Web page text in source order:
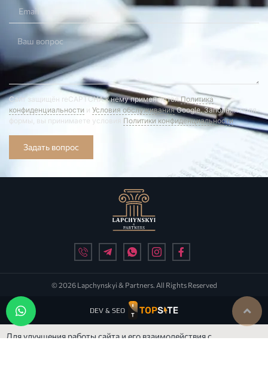
Сайт защищён reCAPTCHA к нему применяютсяПолитика
конфиденциальности и Условия обслуживанияGoogle. Заполняя поля
формы, вы принимаете условия Политики конфиденциальности
Задать вопрос
© 2026 Lapchynskyi & Partners. All Rights Reserved
DEV & SEO
Для улучшения работы сайта и его взаимодействия с